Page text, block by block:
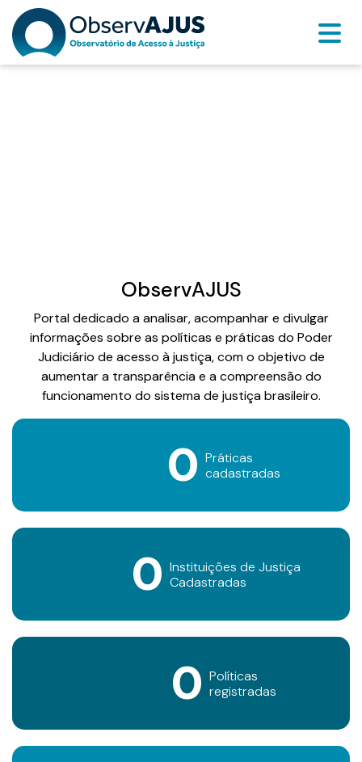
ObservAJUS
Portal dedicado a analisar, acompanhar e divulgar
informações sobre as políticas e práticas do Poder
Judiciário de acesso à justiça, com o objetivo de
aumentar a transparência e a compreensão do
funcionamento do sistema de justiça brasileiro.
0 Práticas
cadastradas
0 Instituições de Justiça
Cadastradas
0 Políticas
registradas